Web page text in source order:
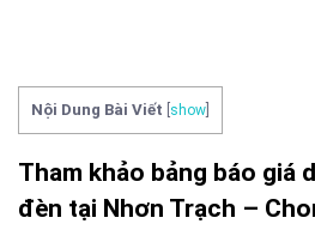
Nội Dung Bài Viết show
Tham khảo bảng báo giá
đèn tại Nhơn Trạch –